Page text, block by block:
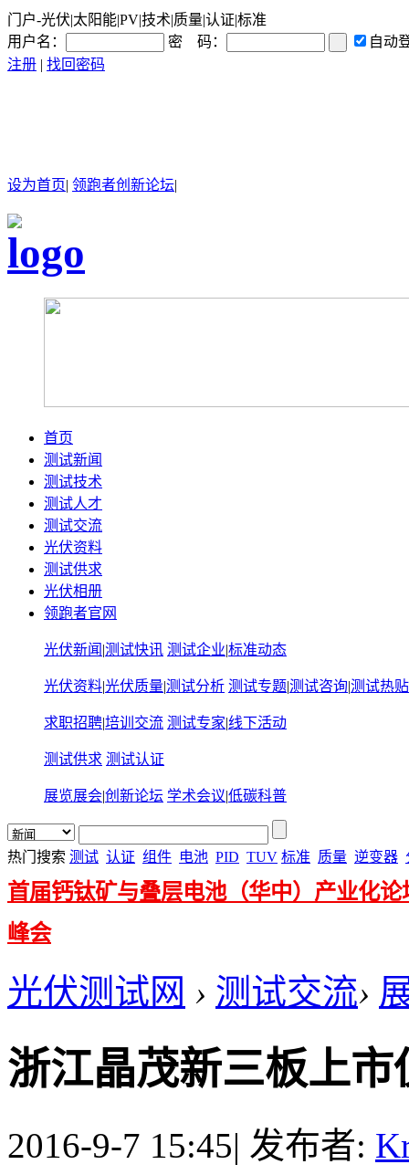
门户-光伏|太阳能|PV|技术|质量|认证|标准
用户名：
密 码：
自动
注册 | 找回密码
设为首页| 领跑者创新论坛|
首页
测试新闻
测试技术
测试人才
测试交流
光伏资料
测试供求
光伏相册
领跑者官网
光伏新闻 |测试快讯 测试企业|标准动态
光伏资料|光伏质量|测试分析 测试专题|测试咨询|测试热贴
求职招聘|培训交流 测试专家|线下活动
测试供求 测试认证
展览展会|创新论坛 学术会议|低碳科普
热门搜索 测试 认证 组件 电池 PID TUV 标准 质量 逆变器
首届钙钛矿与叠层电池（华中）产业化论
峰会
光伏测试网 › 测试交流›
浙江晶茂新三板上
2016-9-7 15:45| 发布者: